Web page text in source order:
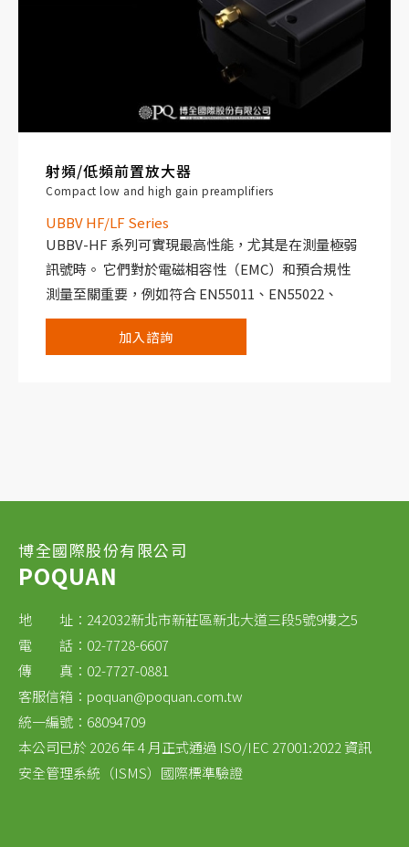
射頻/低頻前置放大器
Compact low and high gain preamplifiers
UBBV HF/LF Series
UBBV-HF 系列可實現最高性能，尤其是在測量極弱
訊號時。 它們對於電磁相容性（EMC）和預合規性
測量至關重要，例如符合 EN55011、EN55022、
EN50371 等標準的測量。 UBBV-NF 系列在測量頻率
範圍為 1 Hz - 30 MHz 的微弱訊號時具有最佳性能。
加入諮詢
博全國際股份有限公司
POQUAN
地 址：242032新北市新莊區新北大道三段5號9樓之5
電 話：02-7728-6607
傳 真：02-7727-0881
客服信箱： poquan@poquan.com.tw
統一編號：68094709
本公司已於 2026 年 4 月正式通過 ISO/IEC 27001:2022 資訊
安全管理系統（ISMS）國際標準驗證